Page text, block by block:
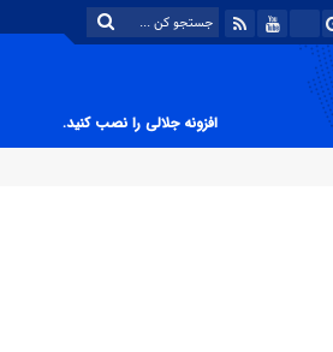
افزونه جلالی را نصب کنید.